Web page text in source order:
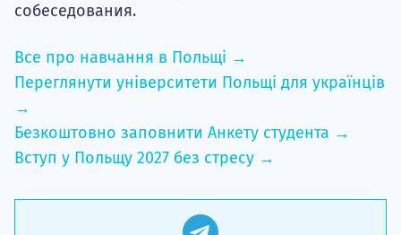
собеседования.
Все про навчання в Польщі →
Переглянути університети Польщі для українців
→
Безкоштовно заповнити Анкету студента →
Вступ у Польщу 2027 без стресу →